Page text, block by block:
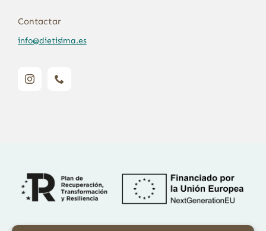
Contactar
info@dietisima.es